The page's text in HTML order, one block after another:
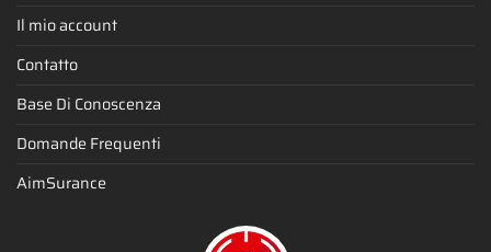
Il mio account
Contatto
Base Di Conoscenza
Domande Frequenti
AimSurance